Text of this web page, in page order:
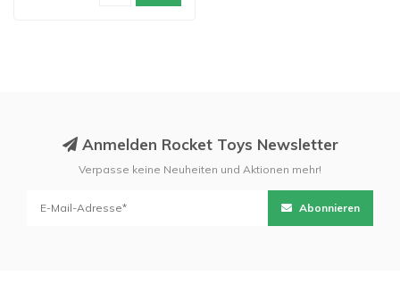
Anmelden Rocket Toys Newsletter
Verpasse keine Neuheiten und Aktionen mehr!
Abonnieren